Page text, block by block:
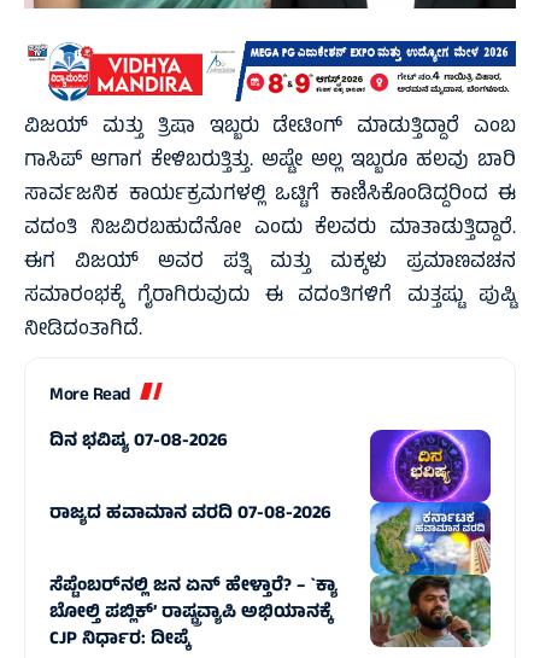
ವಿಜಯ್ ಮತ್ತು ತ್ರಿಷಾ ಇಬ್ಬರು ಡೇಟಿಂಗ್ ಮಾಡುತ್ತಿದ್ದಾರೆ ಎಂಬ
ಗಾಸಿಪ್ ಆಗಾಗ ಕೇಳಿಬರುತ್ತಿತ್ತು. ಅಷ್ಟೇ ಅಲ್ಲ ಇಬ್ಬರೂ ಹಲವು ಬಾರಿ
ಸಾರ್ವಜನಿಕ ಕಾರ್ಯಕ್ರಮಗಳಲ್ಲಿ ಒಟ್ಟಿಗೆ ಕಾಣಿಸಿಕೊಂಡಿದ್ದರಿಂದ ಈ
ವದಂತಿ ನಿಜವಿರಬಹುದೆನೋ ಎಂದು ಕೆಲವರು ಮಾತಾಡುತ್ತಿದ್ದಾರೆ.
ಈಗ ವಿಜಯ್ ಅವರ ಪತ್ನಿ ಮತ್ತು ಮಕ್ಕಳು ಪ್ರಮಾಣವಚನ
ಸಮಾರಂಭಕ್ಕೆ ಗೈರಾಗಿರುವುದು ಈ ವದಂತಿಗಳಿಗೆ ಮತ್ತಷ್ಟು ಪುಷ್ಟಿ
ನೀಡಿದಂತಾಗಿದೆ.
More Read
ದಿನ ಭವಿಷ್ಯ 07-08-2026
ರಾಜ್ಯದ ಹವಾಮಾನ ವರದಿ 07-08-2026
ಸೆಪ್ಟೆಂಬರ್‌ನಲ್ಲಿ ಜನ ಏನ್‌ ಹೇಳ್ತಾರೆ? – `ಕ್ಯಾ
ಬೋಲ್ತಿ ಪಬ್ಲಿಕ್’ ರಾಷ್ಟ್ರವ್ಯಾಪಿ ಅಭಿಯಾನಕ್ಕೆ
CJP ನಿರ್ಧಾರ: ದೀಪ್ಕೆ